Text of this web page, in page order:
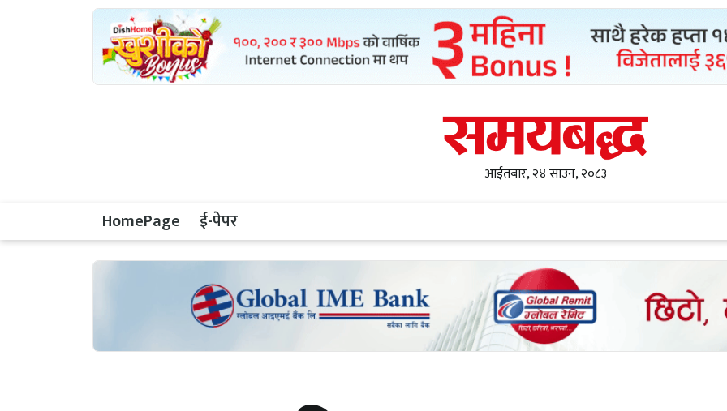
आईतबार, २४ साउन, २०८३
HomePage ई-पेपर